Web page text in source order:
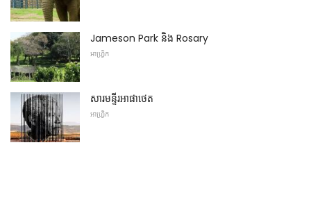
Jameson Park និង Rosary
អាហ្វ្រិក
សារមន្ទីរអាផាថេត
អាហ្វ្រិក